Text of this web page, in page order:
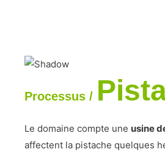
Processus /
Le domaine compte une usine
affectent la pistache quelques